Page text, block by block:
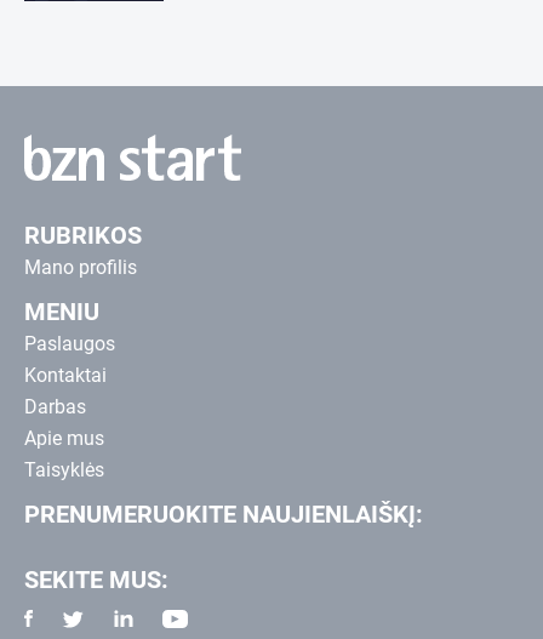
RUBRIKOS
Mano profilis
MENIU
Paslaugos
Kontaktai
Darbas
Apie mus
Taisyklės
PRENUMERUOKITE NAUJIENLAIŠKĮ:
SEKITE MUS: